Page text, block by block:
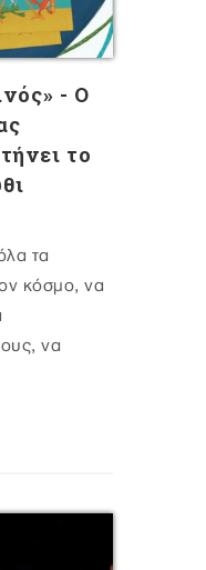
- Ο
το
τα
κόσμο, να
να